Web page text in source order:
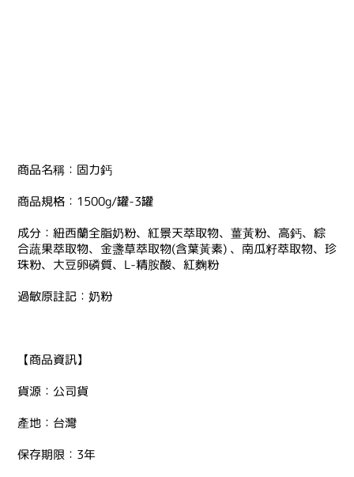
商品名稱：固力鈣
商品規格：1500g/罐-3罐
成分：紐西蘭全脂奶粉、紅景天萃取物、薑黃粉、高鈣、綜
合蔬果萃取物、金盞草萃取物(含葉黃素) 、南瓜籽萃取物、珍
珠粉、大豆卵磷質、L-精胺酸、紅麴粉
過敏原註記：奶粉
【商品資訊】
貨源：公司貨
產地：台灣
保存期限：3年